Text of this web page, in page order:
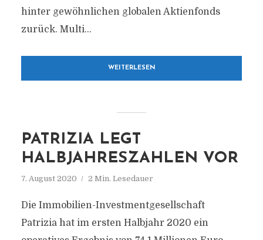
hinter gewöhnlichen globalen Aktienfonds
zurück. Multi...
WEITERLESEN
PATRIZIA LEGT
HALBJAHRESZAHLEN VOR
7. August 2020 2 Min. Lesedauer
Die Immobilien-Investmentgesellschaft
Patrizia hat im ersten Halbjahr 2020 ein